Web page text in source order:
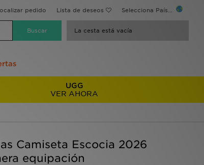
pedido Lista de deseos Selecciona País...
La cesta está vacía
UGG
VER AHORA
Camiseta Escocia 2026
equipación